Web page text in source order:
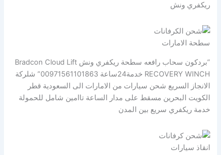
ريكفري ونش
سطحة الامارات
“بردكون سحاب رافعه سطحة ريكفري ونش Bradcon Cloud Lift
RECOVERY WINCH خدمة24ساعة 00971561101863” شلركة
الانجاز السريع شحن سيارات من الامارات الى السعودية قطر
الكويت البحرين مسقط على مدار الساعة تاامين شامل للحمولة
خدمة ريكفري سريع بين المدن
انقاذ سيارات